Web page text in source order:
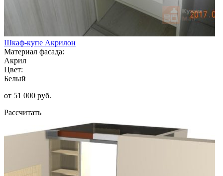
Шкаф-купе Акрилон
Материал фасада:
Акрил
Цвет:
Белый
от 51 000 руб.
Рассчитать